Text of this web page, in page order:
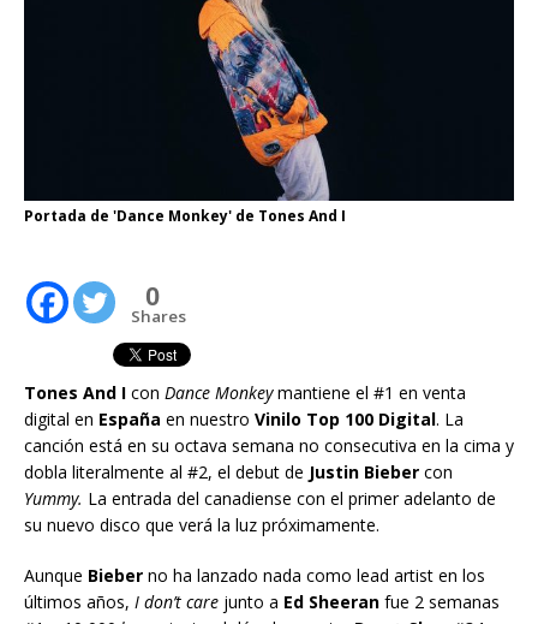
Portada de 'Dance Monkey' de Tones And I
0
Shares
Tones And I con Dance Monkeymantiene el #1 en venta
digital en España en nuestro Vinilo Top 100 Digital. La
canción está en su octava semana no consecutiva en la cima y
dobla literalmente al #2, el debut de Justin Bieber con
Yummy. La entrada del canadiense con el primer adelanto de
su nuevo disco que verá la luz próximamente.
Aunque Bieber no ha lanzado nada como lead artist en los
últimos años, I don’t care junto a Ed Sheeran fue 2 semanas